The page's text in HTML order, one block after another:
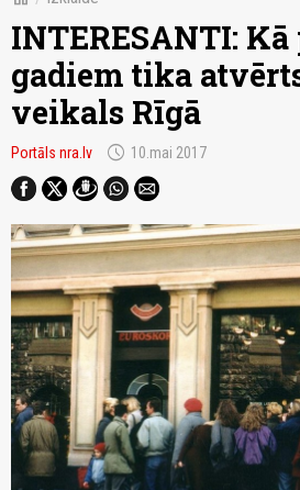
INTERESANTI:
gadiem tika
veikals Rīgā
Portāls nra.lv schedule 10.mai 2017